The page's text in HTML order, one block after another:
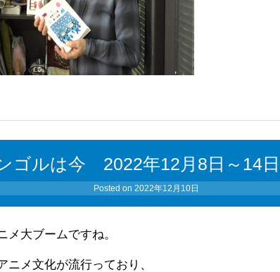
ゴルは今 2022年12月8日～14
Posted on 2022年12月10日
メ大ブームですね。
ニメ文化が流行っており、